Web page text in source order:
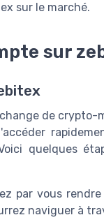
sur le marché.
sur
de
quelques
par vous
naviguer à